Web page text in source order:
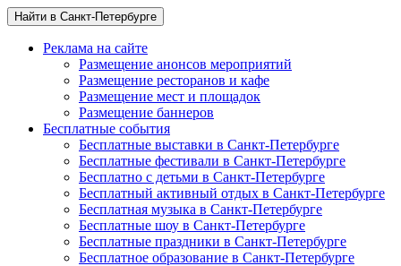
Найти в Санкт-Петербурге
Реклама на сайте
Размещение анонсов мероприятий
Размещение ресторанов и кафе
Размещение мест и площадок
Размещение баннеров
Бесплатные события
Бесплатные выставки в Санкт-Петербурге
Бесплатные фестивали в Санкт-Петербурге
Бесплатно с детьми в Санкт-Петербурге
Бесплатный активный отдых в Санкт-Петербурге
Бесплатная музыка в Санкт-Петербурге
Бесплатные шоу в Санкт-Петербурге
Бесплатные праздники в Санкт-Петербурге
Бесплатное образование в Санкт-Петербурге